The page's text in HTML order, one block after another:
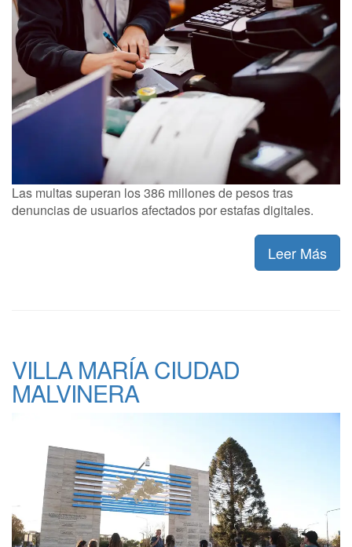
Las multas superan los 386 millones de pesos tras
denuncias de usuarios afectados por estafas digitales.
Leer Más
VILLA MARÍA CIUDAD
MALVINERA